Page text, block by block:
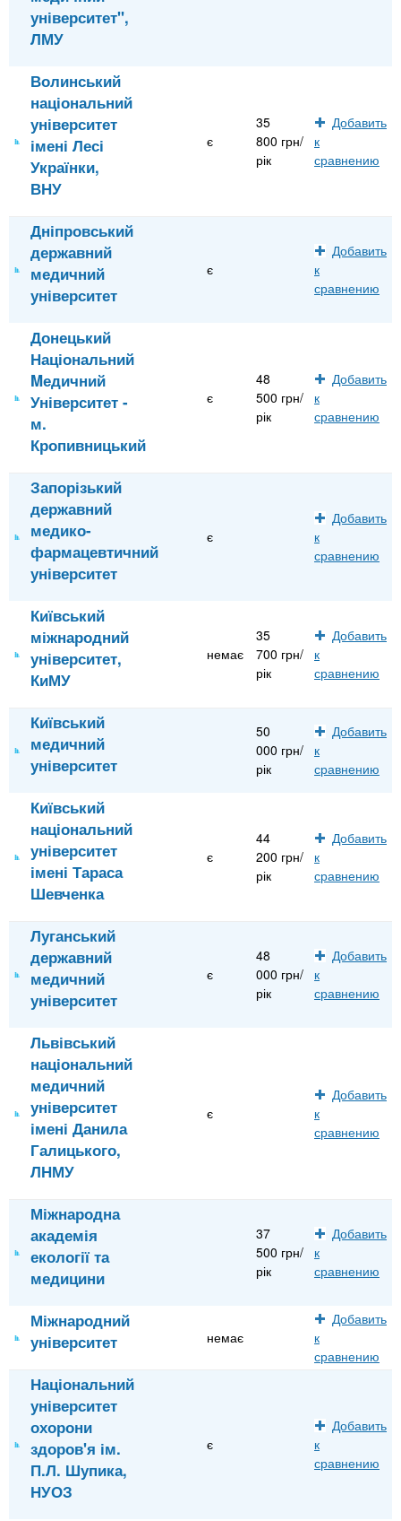
університет",
ЛМУ
Волинський
національний
університет
імені Лесі
Українки,
ВНУ
є
35
800 грн/
рік
Добавить
к
сравнению
Дніпровський
державний
медичний
університет
є
Добавить
к
сравнению
Донецький
Національний
Mедичний
Університет -
м.
Кропивницький
є
48
500 грн/
рік
Добавить
к
сравнению
Запорізький
державний
медико-
фармацевтичний
університет
є
Добавить
к
сравнению
Київський
міжнародний
університет,
КиМУ
немає
35
700 грн/
рік
Добавить
к
сравнению
Київський
медичний
університет
50
000 грн/
рік
Добавить
к
сравнению
Київський
національний
університет
імені Тараса
Шевченка
є
44
200 грн/
рік
Добавить
к
сравнению
Луганський
державний
медичний
університет
є
48
000 грн/
рік
Добавить
к
сравнению
Львівський
національний
медичний
університет
імені Данила
Галицького,
ЛНМУ
є
Добавить
к
сравнению
Міжнародна
академія
екології та
медицини
37
500 грн/
рік
Добавить
к
сравнению
Міжнародний
університет
немає
Добавить
к
сравнению
Національний
університет
охорони
здоров'я ім.
П.Л. Шупика,
НУОЗ
є
Добавить
к
сравнению